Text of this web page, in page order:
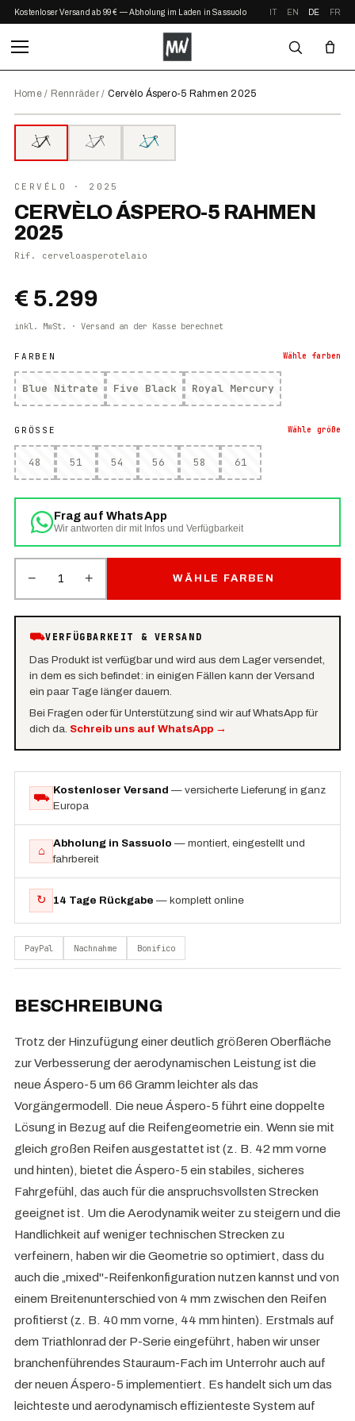
Kostenloser Versand ab 99 € — Abholung im Laden in Sassuolo IT EN DE FR
Home/ Rennräder/ Cervèlo Áspero-5 Rahmen 2025
2025
CERVÉLO · 2025
CERVÈLO ÁSPERO-5 RAHMEN
2025
Rif. cerveloasperotelaio
€ 5.299
inkl. MwSt. · Versand an der Kasse berechnet
FARBEN Wähle farben
Blue Nitrate Five Black Royal Mercury
GRÖSSE Wähle größe
48 51 54 56 58 61
Frag auf WhatsApp
Wir antworten dir mit Infos und Verfügbarkeit
− 1 + WÄHLE FARBEN
⛟VERFÜGBARKEIT & VERSAND
Das Produkt ist verfügbar und wird aus dem Lager versendet,
in dem es sich befindet: in einigen Fällen kann der Versand
ein paar Tage länger dauern.
Bei Fragen oder für Unterstützung sind wir auf WhatsApp für
dich da. Schreib uns auf WhatsApp→
⛟
Kostenloser Versand — versicherte Lieferung in ganz
Europa
⌂
Abholung in Sassuolo — montiert, eingestellt und
fahrbereit
↻ 14 Tage Rückgabe — komplett online
PayPal Nachnahme Bonifico
BESCHREIBUNG
Trotz der Hinzufügung einer deutlich größeren Oberfläche
zur Verbesserung der aerodynamischen Leistung ist die
neue Áspero-5 um 66 Gramm leichter als das
Vorgängermodell. Die neue Áspero-5 führt eine doppelte
Lösung in Bezug auf die Reifengeometrie ein. Wenn sie mit
gleich großen Reifen ausgestattet ist (z. B. 42 mm vorne
und hinten), bietet die Áspero-5 ein stabiles, sicheres
Fahrgefühl, das auch für die anspruchsvollsten Strecken
geeignet ist. Um die Aerodynamik weiter zu steigern und die
Handlichkeit auf weniger technischen Strecken zu
verfeinern, haben wir die Geometrie so optimiert, dass du
auch die „mixed"-Reifenkonfiguration nutzen kannst und von
einem Breitenunterschied von 4 mm zwischen den Reifen
profitierst (z. B. 40 mm vorne, 44 mm hinten). Erstmals auf
dem Triathlonrad der P-Serie eingeführt, haben wir unser
branchenführendes Stauraum-Fach im Unterrohr auch auf
der neuen Áspero-5 implementiert. Es handelt sich um das
leichteste und aerodynamisch effizienteste System auf